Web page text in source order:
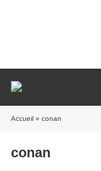
Accueil » conan
conan